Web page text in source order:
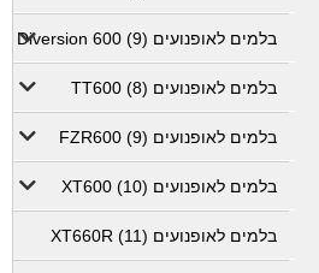
בלמים לאופנועים Diversion 600 (9)
בלמים לאופנועים TT600 (8)
בלמים לאופנועים FZR600 (9)
בלמים לאופנועים XT600 (10)
בלמים לאופנועים XT660R (11)